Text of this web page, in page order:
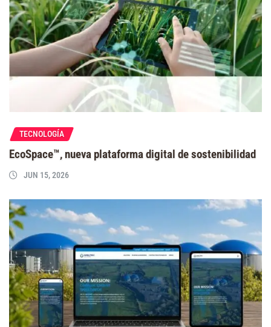
TECNOLOGÍA
EcoSpace™, nueva plataforma digital de sostenibilidad
JUN 15, 2026